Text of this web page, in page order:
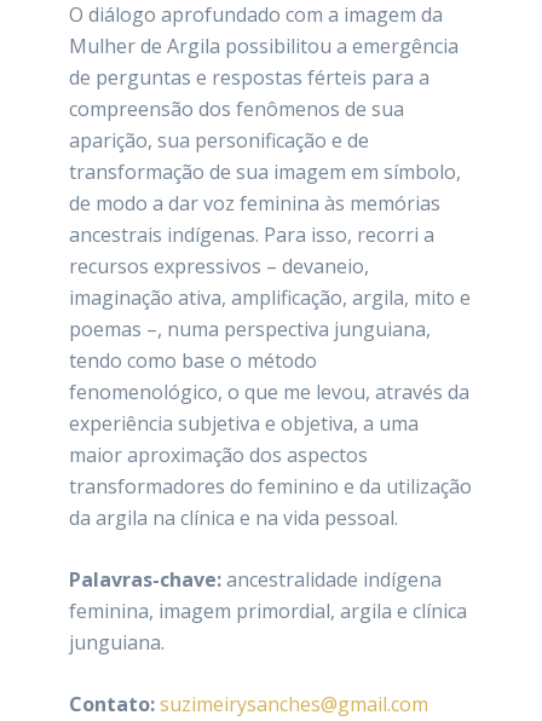
O diálogo aprofundado com a imagem da
Mulher de Argila possibilitou a emergência
de perguntas e respostas férteis para a
compreensão dos fenômenos de sua
aparição, sua personificação e de
transformação de sua imagem em símbolo,
de modo a dar voz feminina às memórias
ancestrais indígenas. Para isso, recorri a
recursos expressivos – devaneio,
imaginação ativa, amplificação, argila, mito e
poemas –, numa perspectiva junguiana,
tendo como base o método
fenomenológico, o que me levou, através da
experiência subjetiva e objetiva, a uma
maior aproximação dos aspectos
transformadores do feminino e da utilização
da argila na clínica e na vida pessoal.
Palavras-chave:ancestralidade indígena
feminina, imagem primordial, argila e clínica
junguiana.
Contato: suzimeirysanches@gmail.com